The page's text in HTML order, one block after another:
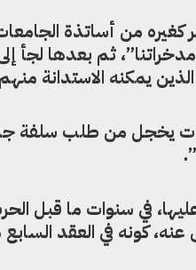
كغيره من أساتذة
ثم بعدها لجأ
يمكنه الاستدانة
بات يخجل من طلب سلفة
في سنوات ما قبل
كونه في العقد السابع